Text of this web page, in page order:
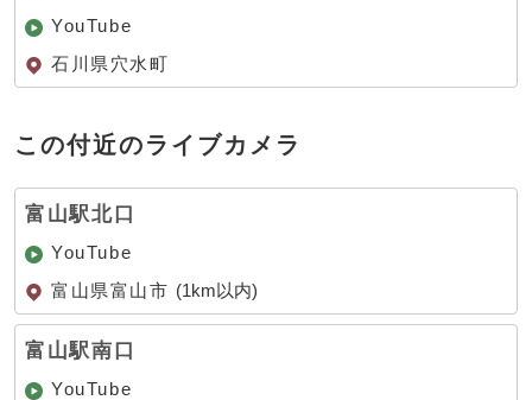
YouTube
石川県穴水町
この付近のライブカメラ
富山駅北口
YouTube
富山県富山市 (1km以内)
富山駅南口
YouTube